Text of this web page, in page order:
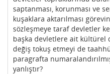
saptanması, korunması ve
kuşaklara aktarılması
sözleşmeye taraf devletler
başka devletlere ait kültürel
değiş tokuş etmeyi de
paragrafta
yanlıştır?